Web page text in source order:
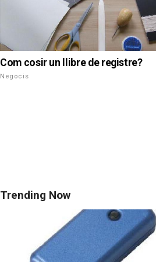
Com cosir un llibre de registre?
Negocis
Trending Now